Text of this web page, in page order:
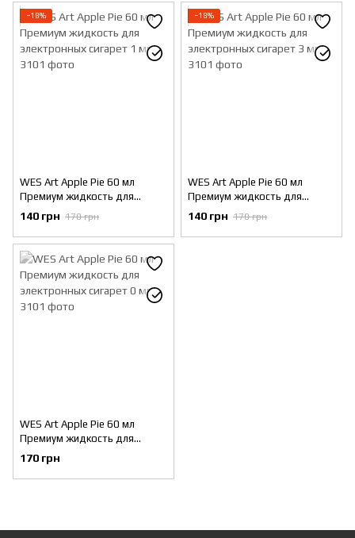
−18%
WES Art Apple Pie 60 мл
Премиум жидкость для
электронных сигарет 1 мг
140 грн 170 грн
−18%
WES Art Apple Pie 60 мл
Премиум жидкость для
электронных сигарет 3 мг
140 грн 170 грн
WES Art Apple Pie 60 мл
Премиум жидкость для
электронных сигарет 0 мг
170 грн